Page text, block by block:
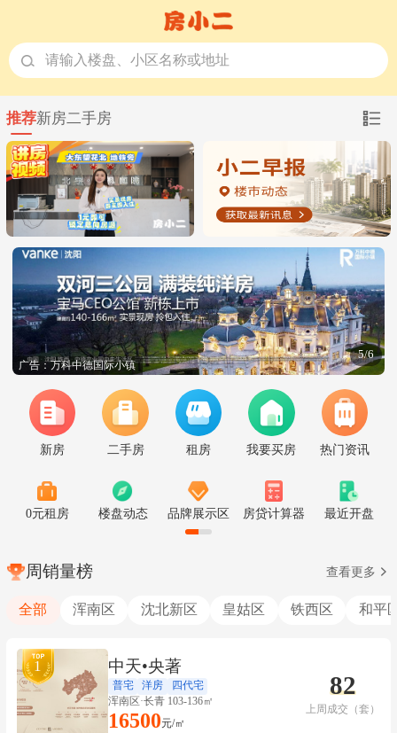
请输入楼盘、小区名称或地址
推荐新房二手房
广告：万科中德国际小镇
5/6
新房 二手房 租房 我要买房 热门资讯
0元租房 楼盘动态 品牌展示区 房贷计算器 最近开盘
周销量榜 查看更多
全部 浑南区 沈北新区 皇姑区 铁西区 和平
1 中天•央著
普宅 洋房
四代宅
浑南区·长青 103-136㎡
16500元/㎡
82
上周成交（套）